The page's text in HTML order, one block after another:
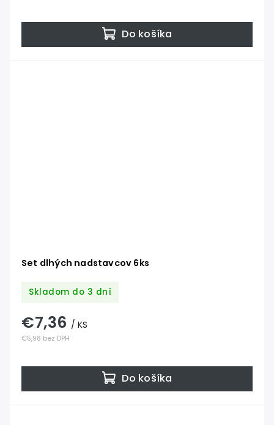
Do košíka
Set dlhých nadstavcov 6ks
Skladom do 3 dní
€5,98 bez DPH
€7,36 / KS
Do košíka